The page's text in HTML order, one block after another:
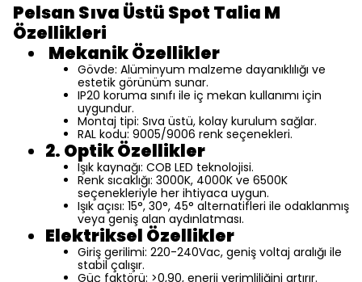
Pelsan Sıva Üstü Spot Talia M
Özellikleri
Mekanik Özellikler
Gövde: Alüminyum malzeme dayanıklılığı ve
estetik görünüm sunar.
IP20 koruma sınıfı ile iç mekan kullanımı için
uygundur.
Montaj tipi: Sıva üstü, kolay kurulum sağlar.
RAL kodu: 9005/9006 renk seçenekleri.
2. Optik Özellikler
Işık kaynağı: COB LED teknolojisi.
Renk sıcaklığı: 3000K, 4000K ve 6500K
seçenekleriyle her ihtiyaca uygun.
Işık açısı: 15°, 30°, 45° alternatifleri ile odaklanmış
veya geniş alan aydınlatması.
Elektriksel Özellikler
Giriş gerilimi: 220-240Vac, geniş voltaj aralığı ile
stabil çalışır.
Güç faktörü: >0,90, enerji verimliliğini artırır.